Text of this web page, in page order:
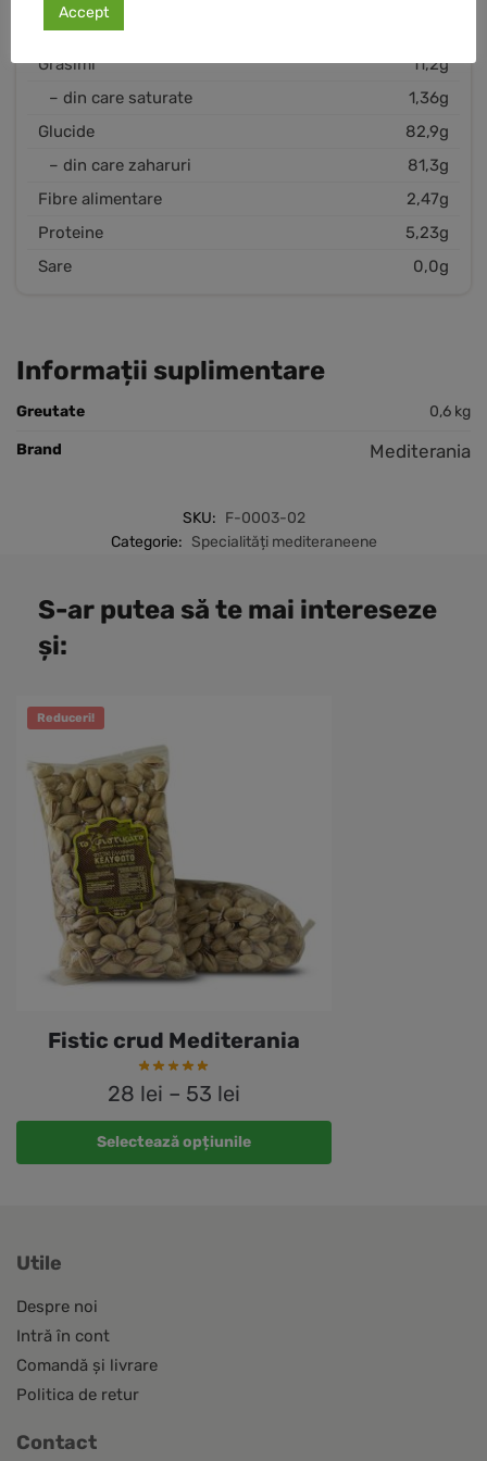
Calorii
Grăsimi
11,2g
– din care saturate
1,36g
Glucide
82,9g
– din care zaharuri
81,3g
Fibre alimentare
2,47g
Proteine
5,23g
Sare
0,0g
Informații suplimentare
Greutate 0,6 kg
Brand Mediterania
SKU: F-0003-02
Categorie: Specialități mediteraneene
S-ar putea să te mai intereseze
și:
Reduceri!
Fistic crud Mediterania
28 lei – 53 lei
Selectează opțiunile
Acest
produs
Utile
Despre noi
Intră în cont
Comandă și livrare
Politica de retur
Contact
Accept